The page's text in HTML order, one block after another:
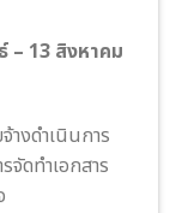
– 13 สิงหาคม
างดำเนินการ
จัดทำเอกสาร